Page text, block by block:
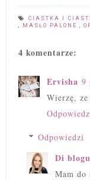
CIASTKA I
MASŁO PALONE
4 komentarze:
Ervisha 9
Wierzę, ze
Odpowiedz
Odpowiedzi
Di
Mam do